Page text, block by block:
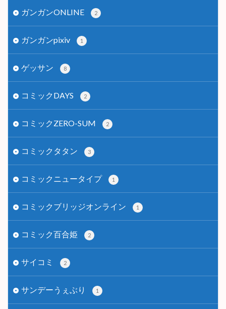
ガンガンONLINE 2
ガンガンpixiv 1
ゲッサン 8
コミックDAYS 2
コミックZERO-SUM 2
コミックタタン 3
コミックニュータイプ 1
コミックブリッジオンライン 1
コミック百合姫 2
サイコミ 2
サンデーうぇぶり 1